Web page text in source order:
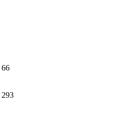
66
293